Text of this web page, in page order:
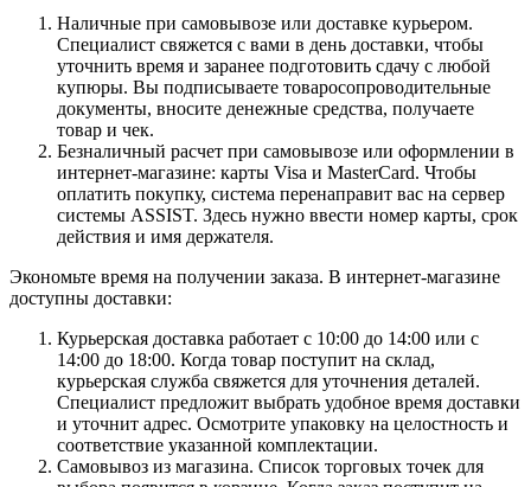
Наличные при самовывозе или доставке курьером.
Специалист свяжется с вами в день доставки, чтобы
уточнить время и заранее подготовить сдачу с любой
купюры. Вы подписываете товаросопроводительные
документы, вносите денежные средства, получаете
товар и чек.
Безналичный расчет при самовывозе или оформлении в
интернет-магазине: карты Visa и MasterCard. Чтобы
оплатить покупку, система перенаправит вас на сервер
системы ASSIST. Здесь нужно ввести номер карты, срок
действия и имя держателя.
Экономьте время на получении заказа. В интернет-магазине
доступны доставки:
Курьерская доставка работает с 10:00 до 14:00 или с
14:00 до 18:00. Когда товар поступит на склад,
курьерская служба свяжется для уточнения деталей.
Специалист предложит выбрать удобное время доставки
и уточнит адрес. Осмотрите упаковку на целостность и
соответствие указанной комплектации.
Самовывоз из магазина. Список торговых точек для